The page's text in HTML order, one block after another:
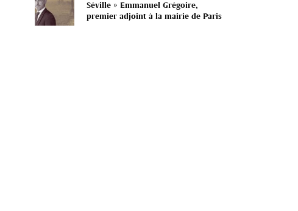
Séville » Emmanuel Grégoire,
premier adjoint à la mairie de Paris